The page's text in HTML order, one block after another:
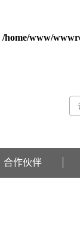
/home/www/
合作伙伴